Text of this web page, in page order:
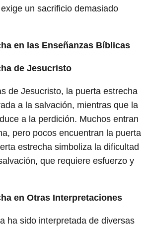
un sacrificio demasiado
en las Enseñanzas Bíblicas
de Jesucristo
de Jesucristo, la puerta estrecha
a la salvación, mientras que la
a la perdición. Muchos entran
pero pocos encuentran la puerta
estrecha simboliza la dificultad
que requiere esfuerzo y
en Otras Interpretaciones
ha sido interpretada de diversas